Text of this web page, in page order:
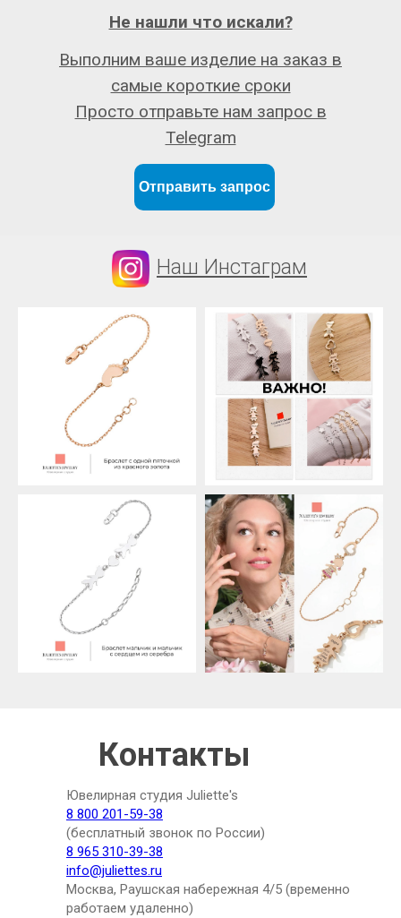
Отправить запрос
Выполним ваше изделие на заказ в
самые короткие сроки
Просто отправьте нам запрос в
Telegram
Не нашли что искали?
Наш Инстаграм
Ювелирная студия Juliette's
8 800 201-59-38
(бесплатный звонок по России)
8 965 310-39-38
info@juliettes.ru
Москва, Раушская набережная 4/5 (временно
работаем удаленно)
Контакты